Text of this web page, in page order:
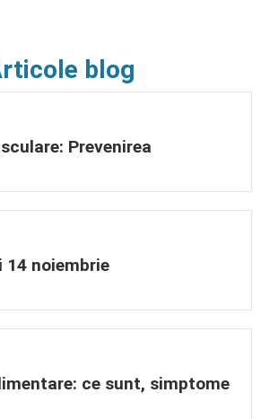
blog
Prevenirea
14 noiembrie
ce sunt, simptome